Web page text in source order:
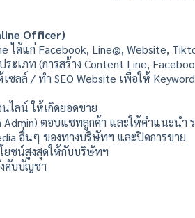
Officer)
ได้แก่ Facebook, Line@, Website,
เภท (การสร้าง Content Line,
ซลล์ / ทำ SEO Website เพื่อให้
ไลน์ ให้เกิดยอดขาย
Admin) ตอบแชทลูกค้า และให้คำแนะน
อื่นๆ ของทางบริษัทฯ และปิดการขาย
ยชน์สูงสุดให้กับบริษัทฯ
คับบัญชา